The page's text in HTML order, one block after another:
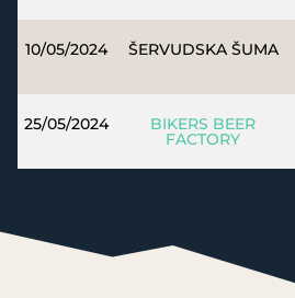
10/05/2024 ŠERVUDSKA ŠUMA
25/05/2024 BIKERS BEER
FACTORY